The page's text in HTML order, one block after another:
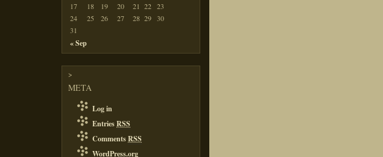
« Sep
17
18 19 20 21 22 23
24
25 26 27 28 29 30
31
>
META
Log in
EntriesRSS
CommentsRSS
WordPress.org